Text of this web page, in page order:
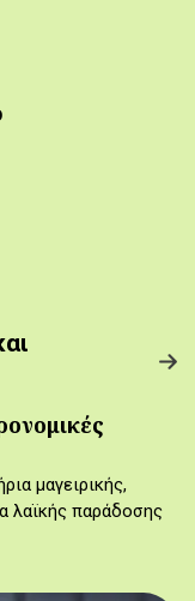
μαγειρικής,
λαϊκής παράδοσης